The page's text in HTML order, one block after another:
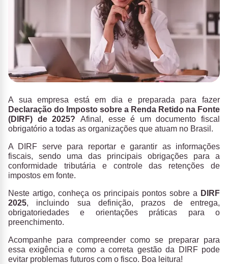
A sua empresa está em dia e preparada para fazer
Declaração do Imposto sobre a Renda Retido na Fonte
(DIRF) de 2025? Afinal,
esse é um documento fiscal
obrigatório a todas as organizações que atuam no Brasil.
A DIRF serve para reportar e garantir as informações
fiscais, sendo uma das principais obrigações para a
conformidade tributária e controle das retenções de
impostos em fonte.
Neste artigo, conheça os principais pontos sobre a DIRF
2025, incluindo sua definição, prazos de entrega,
obrigatoriedades e orientações práticas para o
preenchimento.
Acompanhe para compreender como se preparar para
essa exigência e como a correta gestão da DIRF pode
evitar problemas futuros com o fisco. Boa leitura!